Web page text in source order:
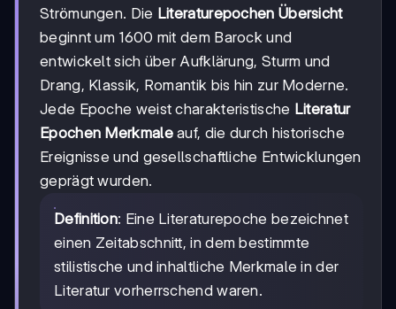
Strömungen. Die Literaturepochen Übersicht
beginnt um 1600 mit dem Barock und
entwickelt sich über Aufklärung, Sturm und
Drang, Klassik, Romantik bis hin zur Moderne.
Jede Epoche weist charakteristische Literatur
Epochen Merkmaleauf, die durch historische
Ereignisse und gesellschaftliche Entwicklungen
geprägt wurden.
Definition: Eine Literaturepoche bezeichnet
einen Zeitabschnitt, in dem bestimmte
stilistische und inhaltliche Merkmale in der
Literatur vorherrschend waren.